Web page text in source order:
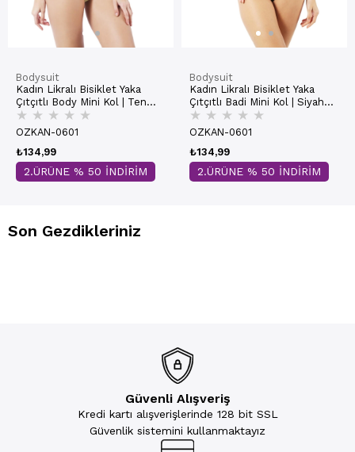
Bodysuit
Kadın Likralı Bisiklet Yaka
Çıtçıtlı Body Mini Kol | Ten
0601
★ ★ ★ ★ ★
OZKAN-0601
₺134,99
2.ÜRÜNE % 50 İNDİRİM
Bodysuit
Kadın Likralı Bisiklet Yaka
Çıtçıtlı Badi Mini Kol | Siyah
0601
★ ★ ★ ★ ★
OZKAN-0601
₺134,99
2.ÜRÜNE % 50 İNDİRİM
Son Gezdikleriniz
Güvenli Alışveriş
Kredi kartı alışverişlerinde 128 bit SSL
Güvenlik sistemini kullanmaktayız